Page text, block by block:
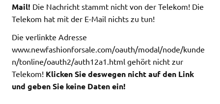
Mail! Die Nachricht stammt nicht von der Telekom! Die
Telekom hat mit der E-Mail nichts zu tun!
Die verlinkte Adresse
www.newfashionforsale.com/oauth/modal/node/kunde
n/tonline/oauth2/auth12a1.html gehört nicht zur
Telekom! Klicken Sie deswegen nicht auf den Link
und geben Sie keine Daten ein!